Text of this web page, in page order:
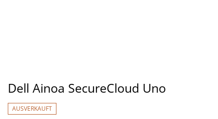
Dell Ainoa SecureCloud Uno
AUSVERKAUFT